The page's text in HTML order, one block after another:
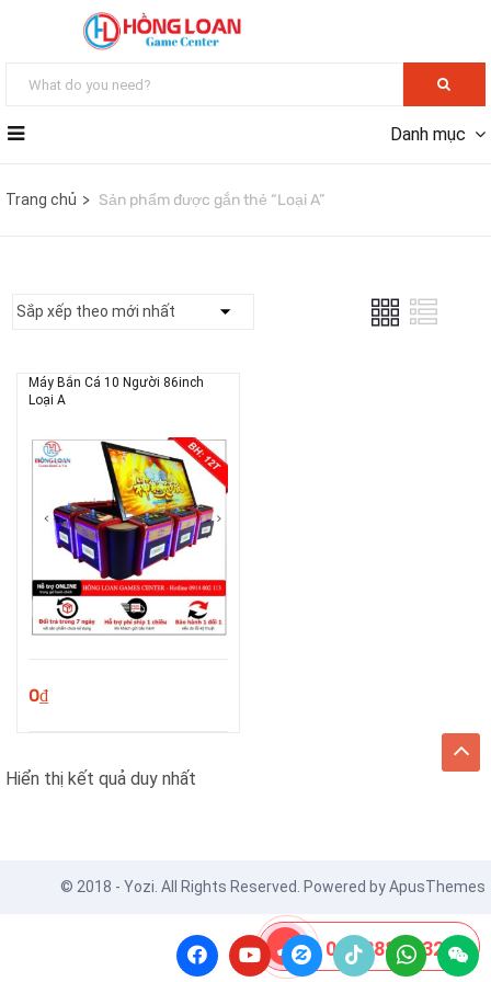
Danh mục
Trang chủ Sản phẩm được gắn thẻ “Loại A”
Máy Bắn Cá 10 Người 86inch
Loại A
0₫
Hiển thị kết quả duy nhất
© 2018 - Yozi. All Rights Reserved. Powered byApusThemes
08 8888 0532